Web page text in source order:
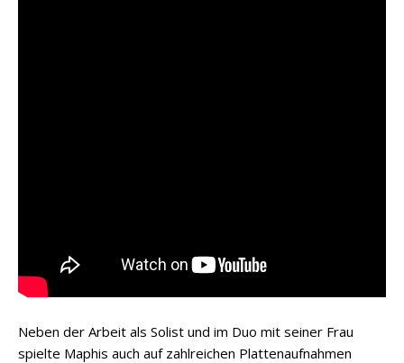
Neben der Arbeit als Solist und im Duo mit seiner Frau
spielte Maphis auch auf zahlreichen Plattenaufnahmen